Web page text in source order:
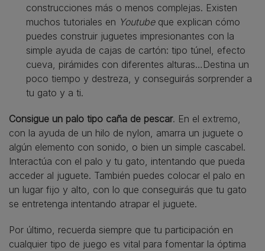
construcciones más o menos complejas. Existen
muchos tutoriales en Youtubeque explican cómo
puedes construir juguetes impresionantes con la
simple ayuda de cajas de cartón: tipo túnel, efecto
cueva, pirámides con diferentes alturas…Destina un
poco tiempo y destreza, y conseguirás sorprender a
tu gato y a ti.
Consigue un palo tipo caña de pescar. En el extremo,
con la ayuda de un hilo de nylon, amarra un juguete o
algún elemento con sonido, o bien un simple cascabel.
Interactúa con el palo y tu gato, intentando que pueda
acceder al juguete. También puedes colocar el palo en
un lugar fijo y alto, con lo que conseguirás que tu gato
se entretenga intentando atrapar el juguete.
Por último, recuerda siempre que tu participación en
cualquier tipo de juego es vital para fomentar la óptima